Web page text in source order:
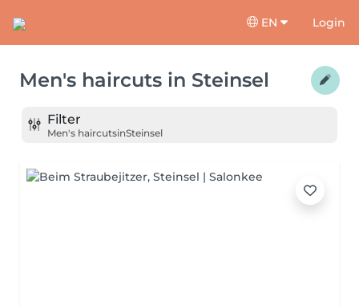
EN Login
Men's haircuts in Steinsel
Filter
Men's haircutsinSteinsel